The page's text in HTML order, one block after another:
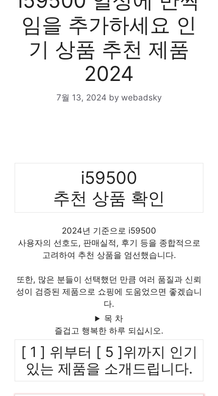
임을 추가하세요 인
기 상품 추천 제품
2024
7월 13, 2024 by webadsky
i59500
추천 상품 확인
2024년 기준으로 i59500
사용자의 선호도, 판매실적, 후기 등을 종합적으로
고려하여 추천 상품을 엄선했습니다.
또한, 많은 분들이 선택했던 만큼 여러 품질과 신뢰
성이 검증된 제품으로 쇼핑에 도움었으면 좋겠습니
다.
목 차
즐겁고 행복한 하루 되십시오.
[ 1 ] 위부터 [ 5 ]위까지 인기
있는 제품을 소개드립니다.